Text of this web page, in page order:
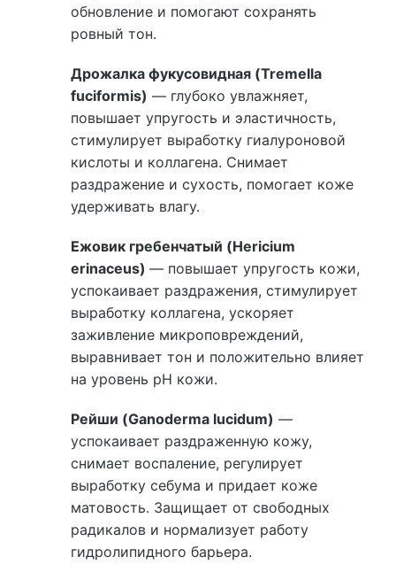
обновление и помогают сохранять
ровный тон.
Дрожалка фукусовидная (Tremella
fuciformis) — глубоко увлажняет,
повышает упругость и эластичность,
стимулирует выработку гиалуроновой
кислоты и коллагена. Снимает
раздражение и сухость, помогает коже
удерживать влагу.
Ежовик гребенчатый (Hericium
erinaceus) — повышает упругость кожи,
успокаивает раздражения, стимулирует
выработку коллагена, ускоряет
заживление микроповреждений,
выравнивает тон и положительно влияет
на уровень pH кожи.
Рейши (Ganoderma lucidum) —
успокаивает раздраженную кожу,
снимает воспаление, регулирует
выработку себума и придает коже
матовость. Защищает от свободных
радикалов и нормализует работу
гидролипидного барьера.